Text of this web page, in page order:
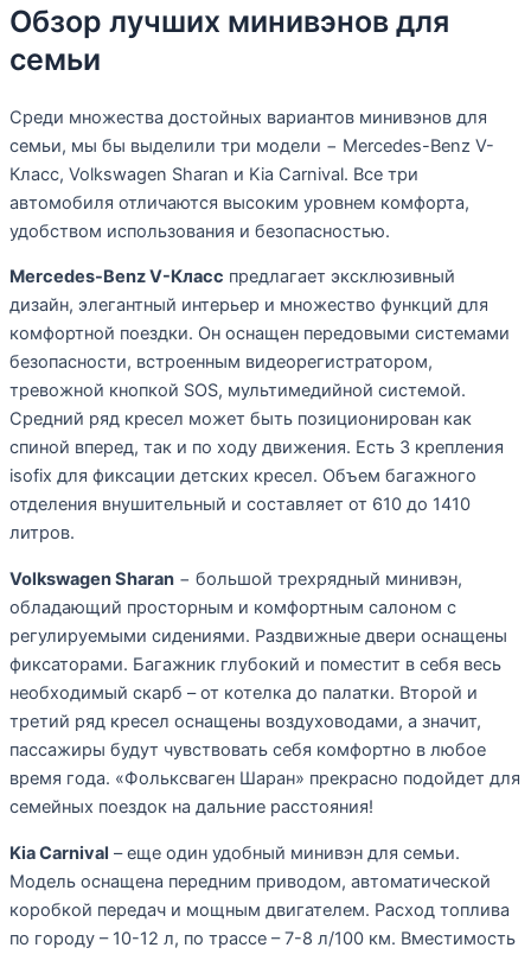
Обзор лучших минивэнов для
семьи
Среди множества достойных вариантов минивэнов для
семьи, мы бы выделили три модели − Mercedes-Benz V-
Класс, Volkswagen Sharan и Kia Carnival. Все три
автомобиля отличаются высоким уровнем комфорта,
удобством использования и безопасностью.
Mercedes-Benz V-Класс предлагает эксклюзивный
дизайн, элегантный интерьер и множество функций для
комфортной поездки. Он оснащен передовыми системами
безопасности, встроенным видеорегистратором,
тревожной кнопкой SOS, мультимедийной системой.
Средний ряд кресел может быть позиционирован как
спиной вперед, так и по ходу движения. Есть 3 крепления
isofix для фиксации детских кресел. Объем багажного
отделения внушительный и составляет от 610 до 1410
литров.
Volkswagen Sharan − большой трехрядный минивэн,
обладающий просторным и комфортным салоном с
регулируемыми сидениями. Раздвижные двери оснащены
фиксаторами. Багажник глубокий и поместит в себя весь
необходимый скарб – от котелка до палатки. Второй и
третий ряд кресел оснащены воздуховодами, а значит,
пассажиры будут чувствовать себя комфортно в любое
время года. «Фольксваген Шаран» прекрасно подойдет для
семейных поездок на дальние расстояния!
Kia Carnival – еще один удобный минивэн для семьи.
Модель оснащена передним приводом, автоматической
коробкой передач и мощным двигателем. Расход топлива
по городу – 10-12 л, по трассе – 7-8 л/100 км. Вместимость